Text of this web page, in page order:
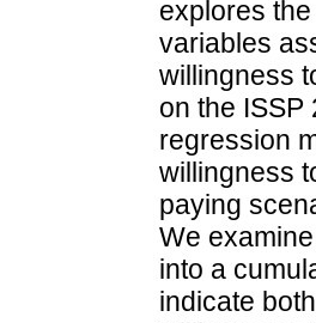
explores
variables
willingness
on the ISSP
regression
willingness
paying
We
into a
indicate